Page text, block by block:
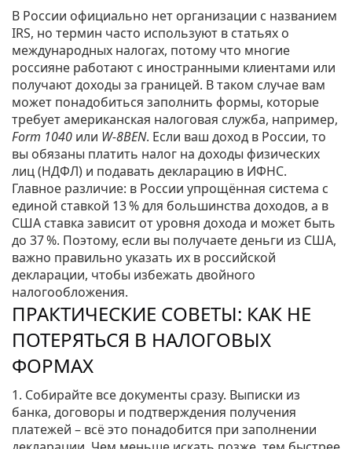
В России официально нет организации с названием
IRS, но термин часто используют в статьях о
международных налогах, потому что многие
россияне работают с иностранными клиентами или
получают доходы за границей. В таком случае вам
может понадобиться заполнить формы, которые
требует американская налоговая служба, например,
Form 1040 или W‑8BEN. Если ваш доход в России, то
вы обязаны платить налог на доходы физических
лиц (НДФЛ) и подавать декларацию в ИФНС.
Главное различие: в России упрощённая система с
единой ставкой 13 % для большинства доходов, а в
США ставка зависит от уровня дохода и может быть
до 37 %. Поэтому, если вы получаете деньги из США,
важно правильно указать их в российской
декларации, чтобы избежать двойного
налогообложения.
ПРАКТИЧЕСКИЕ СОВЕТЫ: КАК НЕ
ПОТЕРЯТЬСЯ В НАЛОГОВЫХ
ФОРМАХ
1. Собирайте все документы сразу. Выписки из
банка, договоры и подтверждения получения
платежей – всё это понадобится при заполнении